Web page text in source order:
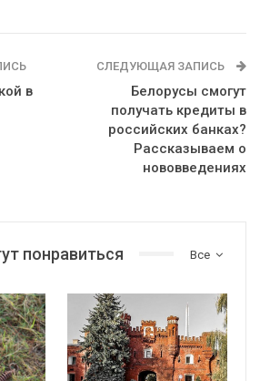
в
СЛЕДУЮЩАЯ ЗАПИСЬ
Белорусы смогут
получать кредиты в
российских банках?
Рассказываем о
нововведениях
Все
понравиться